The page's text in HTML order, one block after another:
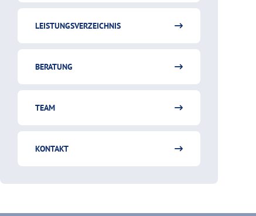
LEISTUNGSVERZEICHNIS
BERATUNG
TEAM
KONTAKT